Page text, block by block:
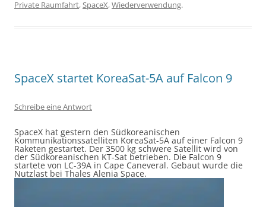
Private Raumfahrt,SpaceX,Wiederverwendung.
SpaceX startet KoreaSat-5A auf Falcon 9
Schreibe eine Antwort
SpaceX hat gestern den Südkoreanischen
Kommunikationssatelliten KoreaSat-5A auf einer Falcon 9
Raketen gestartet. Der 3500 kg schwere Satellit wird von
der Südkoreanischen KT-Sat betrieben. Die Falcon 9
startete von LC-39A in Cape Caneveral. Gebaut wurde die
Nutzlast bei Thales Alenia Space.